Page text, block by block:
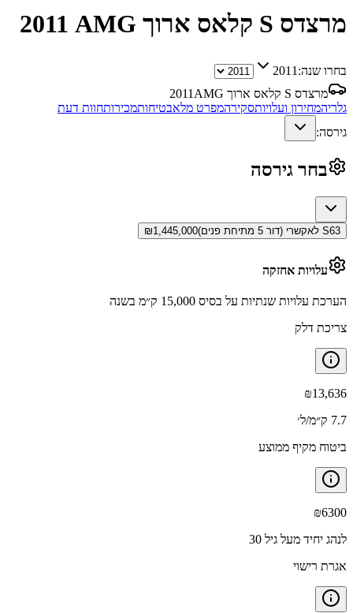
מרצדס S קלאס ארוך AMG 2011
בחרו שנה: 2011
מרצדס S קלאס ארוך AMG
2011
גלריהמחירון ועלויותסקירהמפרט מלאבטיחותמכירותחוות דעת
גירסה:
בחר גירסה
S63 לאקשרי (דור 5 מתיחת פנים) ₪1,445,000
עלויות אחזקה
הערכת עלויות שנתיות על בסיס 15,000 ק״מ בשנה
צריכת דלק
₪13,636
7.7 ק״מ/ל׳
ביטוח מקיף ממוצע
₪6300
לנהג יחיד מעל גיל 30
אגרת רישוי